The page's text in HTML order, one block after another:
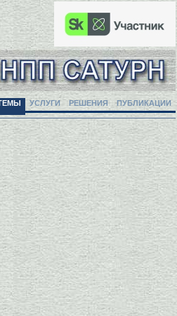
УСЛУГИ РЕШЕНИЯ ПУБЛИКАЦИИ